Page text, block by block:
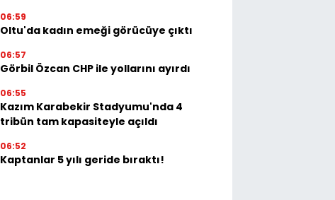
06:59
Oltu'da kadın emeği görücüye çıktı
06:57
Görbil Özcan CHP ile yollarını ayırdı
06:55
Kazım Karabekir Stadyumu'nda 4
tribün tam kapasiteyle açıldı
06:52
Kaptanlar 5 yılı geride bıraktı!